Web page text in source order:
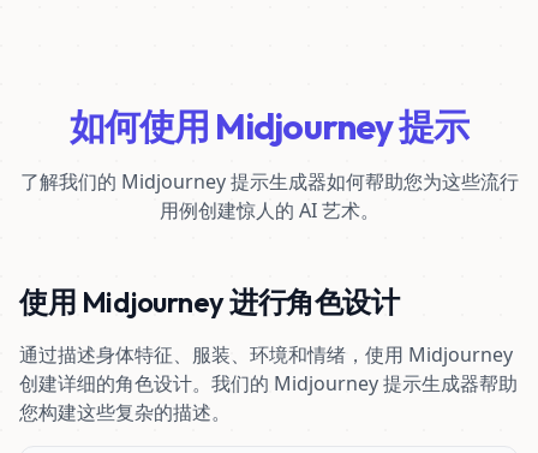
如何使用 Midjourney 提示
了解我们的 Midjourney 提示生成器如何帮助您为这些流行
用例创建惊人的 AI 艺术。
使用 Midjourney 进行角色设计
通过描述身体特征、服装、环境和情绪，使用 Midjourney
创建详细的角色设计。我们的 Midjourney 提示生成器帮助
您构建这些复杂的描述。